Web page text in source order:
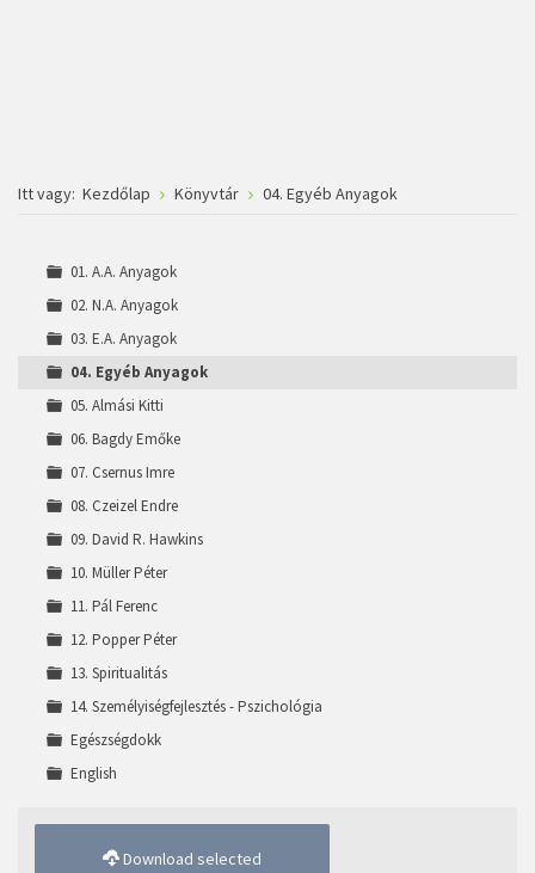
Itt vagy: Kezdőlap Könyvtár 04. Egyéb Anyagok
01. A.A. Anyagok
02. N.A. Anyagok
03. E.A. Anyagok
04. Egyéb Anyagok
05. Almási Kitti
06. Bagdy Emőke
07. Csernus Imre
08. Czeizel Endre
09. David R. Hawkins
10. Müller Péter
11. Pál Ferenc
12. Popper Péter
13. Spiritualitás
14. Személyiségfejlesztés - Pszichológia
Egészségdokk
English
Download selected